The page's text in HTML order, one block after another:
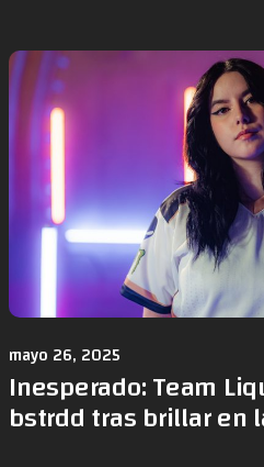
mayo 26, 2025
Inesperado: Team
bstrdd tras brillar en